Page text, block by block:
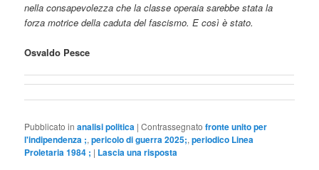
nella consapevolezza che la classe operaia sarebbe stata la
forza motrice della caduta del fascismo. E così è stato.
Osvaldo Pesce
Pubblicato in analisi politica |Contrassegnato fronte unito per
l'indipendenza ;,pericolo di guerra 2025;,periodico Linea
Proletaria 1984 ; | Lascia una risposta